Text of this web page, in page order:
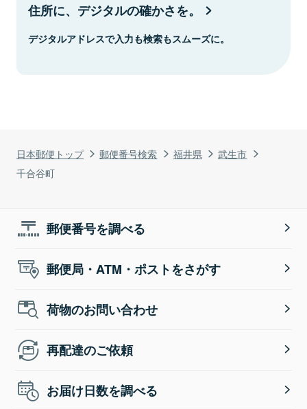
日本郵便トップ 郵便番号検索 福井県
武生市
千合谷町
住所に、デジタルの確かさを。
デジタルアドレスで入力も検索もスムーズに。
郵便番号を調べる
郵便局・ATM・ポストをさがす
荷物のお問い合わせ
再配達のご依頼
お届け日数を調べる